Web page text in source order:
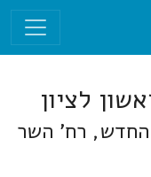
החדש, רח' השר